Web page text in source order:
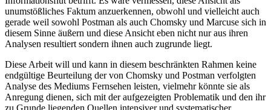
unumstößliches Faktum anzuerkennen, obwohl und vielleicht auch
gerade weil sowohl Postman als auch Chomsky und Marcuse sich in
diesem Sinne äußern und diese Ansicht eben nicht nur aus ihren
Analysen resultiert sondern ihnen auch zugrunde liegt.
Diese Arbeit will und kann in diesem beschränkten Rahmen keine
endgültige Beurteilung der von Chomsky und Postman verfolgten
Analyse des Mediums Fernsehen leisten, vielmehr könnte sie als
Anregung dienen, sich mit der aufgezeigten Problematik und den ihr